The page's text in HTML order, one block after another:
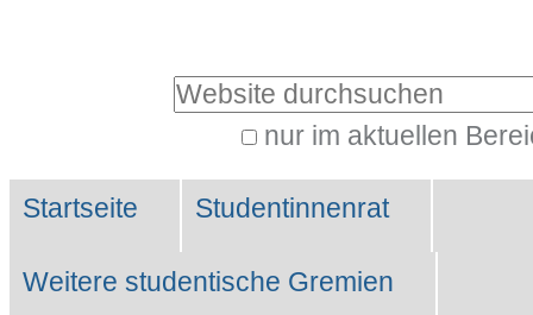
Website durchsuchen
nur im aktuellen
Suche…
Sektionen
Startseite Studentinnenrat
Weitere studentische Gremien